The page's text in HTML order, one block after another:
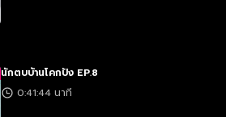
นักตบบ้านโคกปัง EP.8
0:41:44 นาที